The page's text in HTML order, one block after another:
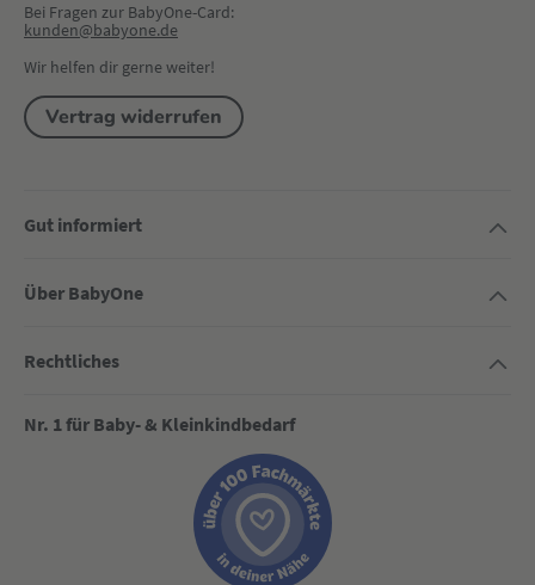
Bei Fragen zur BabyOne-Card:
kunden@babyone.de
Wir helfen dir gerne weiter!
Vertrag widerrufen
Gut informiert
Über BabyOne
Rechtliches
Nr. 1 für Baby- & Kleinkindbedarf